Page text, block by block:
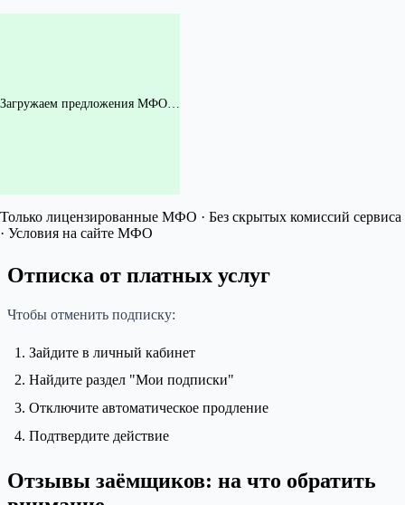
Загружаем предложения МФО…
Только лицензированные МФО · Без скрытых комиссий сервиса
· Условия на сайте МФО
Отписка от платных услуг
Чтобы отменить подписку:
Зайдите в личный кабинет
Найдите раздел "Мои подписки"
Отключите автоматическое продление
Подтвердите действие
Отзывы заёмщиков: на что обратить